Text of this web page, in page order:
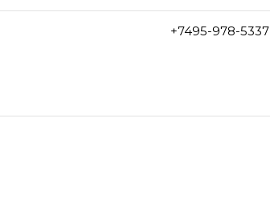
+7495-978-5337